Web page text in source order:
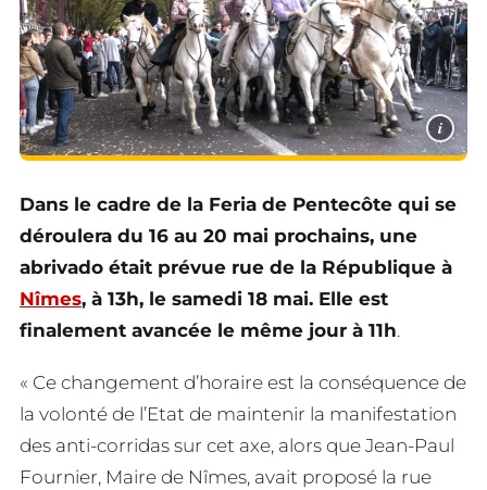
i
Dans le cadre de la Feria de Pentecôte qui se
déroulera du 16 au 20 mai prochains, une
abrivado était prévue rue de la République à
Nîmes, à 13h, le samedi 18 mai. Elle est
finalement avancée le même jour à 11h.
« Ce changement d’horaire est la conséquence de
la volonté de l’Etat de maintenir la manifestation
des anti-corridas sur cet axe, alors que Jean-Paul
Fournier, Maire de Nîmes, avait proposé la rue